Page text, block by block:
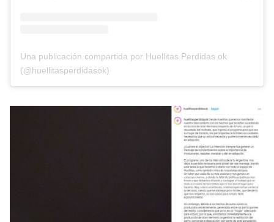
Una publicación compartida por Huellitas Perdidas ok
(@huellitasperdidasok)